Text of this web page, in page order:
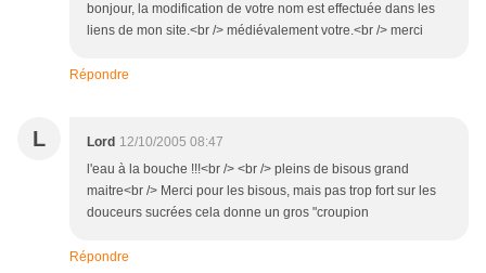
bonjour, la modification de votre nom est effectuée dans les
liens de mon site.<br /> médiévalement votre.<br /> merci
Répondre
L Lord 12/10/2005 08:47
l'eau à la bouche !!!<br /> <br /> pleins de bisous grand
maitre<br /> Merci pour les bisous, mais pas trop fort sur les
douceurs sucrées cela donne un gros "croupion
Répondre